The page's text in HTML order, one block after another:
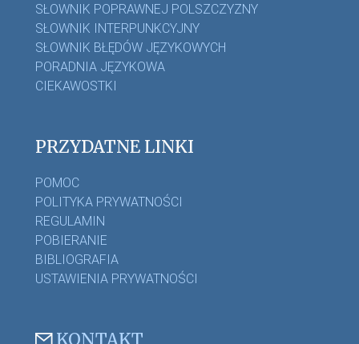
SŁOWNIK POPRAWNEJ POLSZCZYZNY
SŁOWNIK INTERPUNKCYJNY
SŁOWNIK BŁĘDÓW JĘZYKOWYCH
PORADNIA JĘZYKOWA
CIEKAWOSTKI
PRZYDATNE LINKI
POMOC
POLITYKA PRYWATNOŚCI
REGULAMIN
POBIERANIE
BIBLIOGRAFIA
USTAWIENIA PRYWATNOŚCI